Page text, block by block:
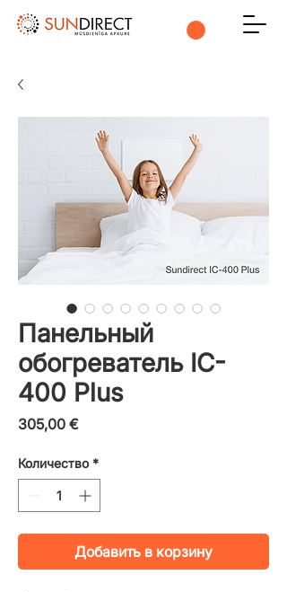
Панельный
обогреватель IC-
400 Plus
305,00 €Цена
Количество *
Добавить в корзину